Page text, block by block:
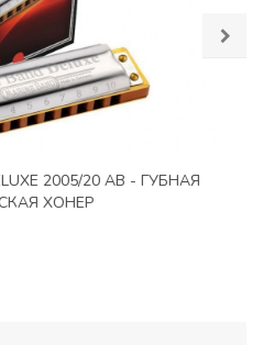
2005/20 AB - ГУБНАЯ
ХОНЕР